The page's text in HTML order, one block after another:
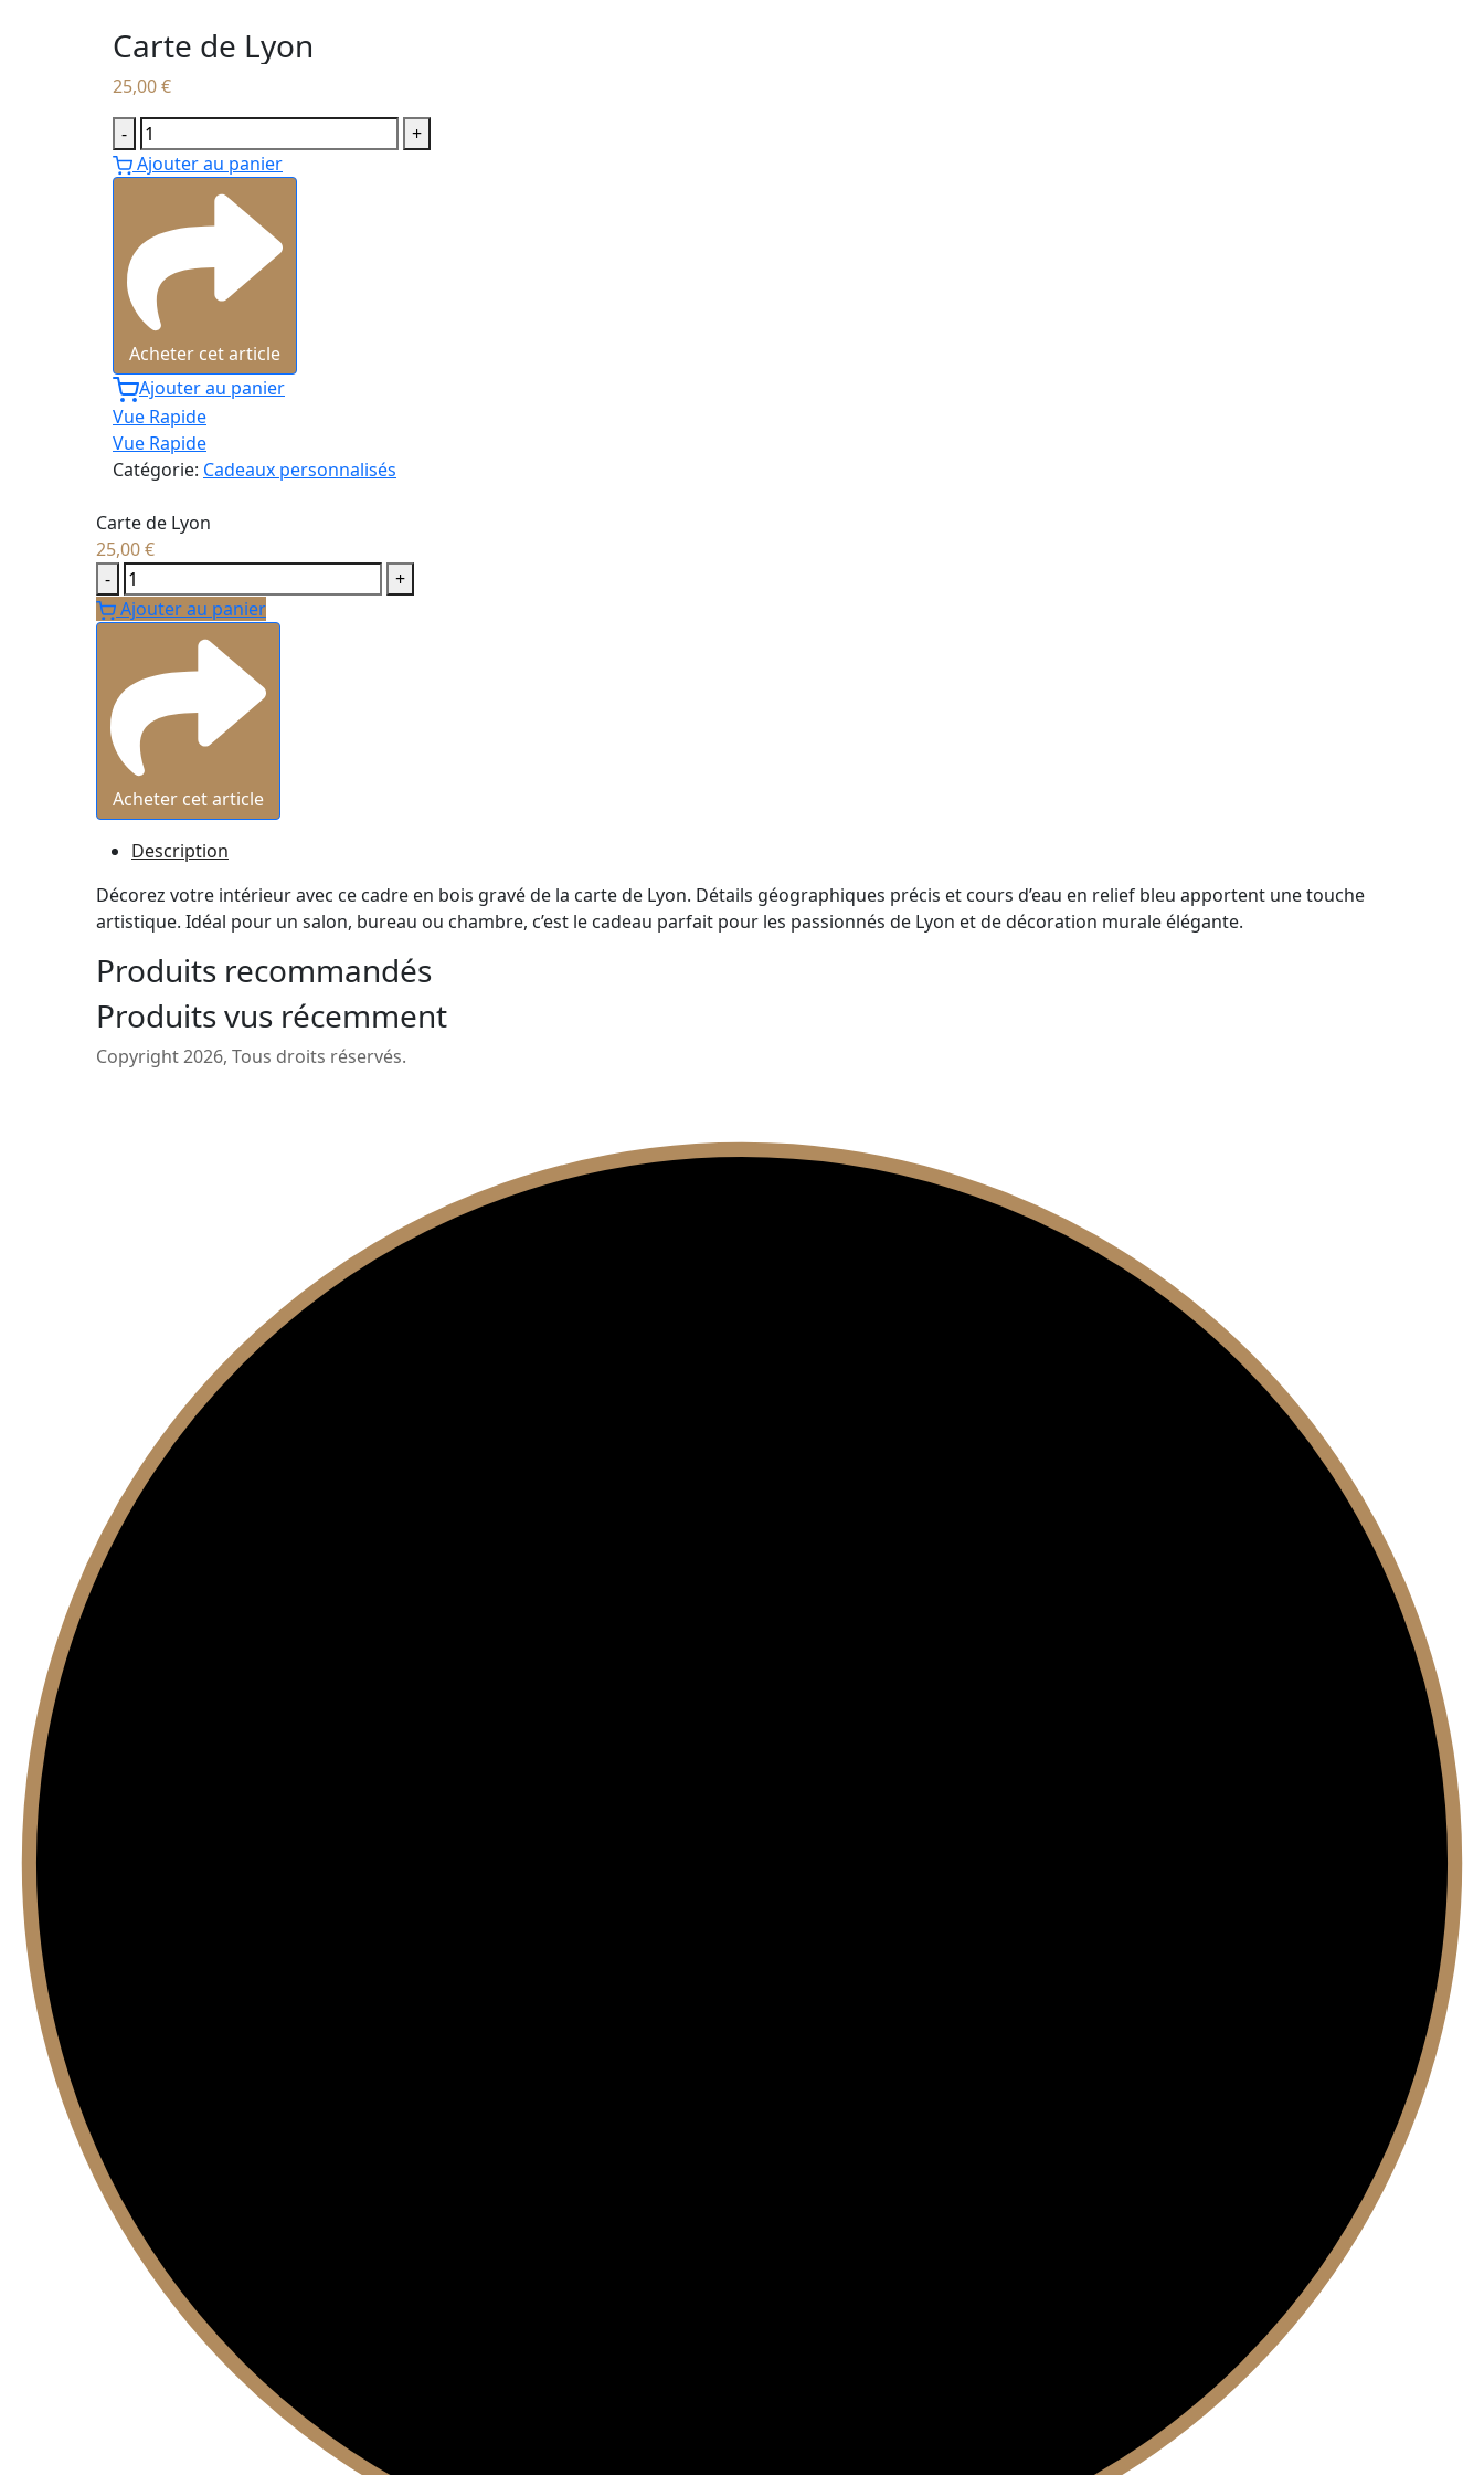
Carte de Lyon
25,00€
-
Carte
de
Lyon
+
Ajouter au panier
Acheter cet article
Ajouter au panier
Vue Rapide
Vue Rapide
Catégorie: Cadeaux personnalisés
Carte de Lyon
25,00€
-
Carte
de
Lyon
+
Ajouter au panier
Acheter cet article
Description
Décorez votre intérieur avec ce cadre en bois gravé de la carte de Lyon. Détails géographiques précis et cours d’eau en relief bleu apportent une touche
artistique. Idéal pour un salon, bureau ou chambre, c’est le cadeau parfait pour les passionnés de Lyon et de décoration murale élégante.
Produits recommandés
Produits vus récemment
Copyright 2026, Tous droits réservés.